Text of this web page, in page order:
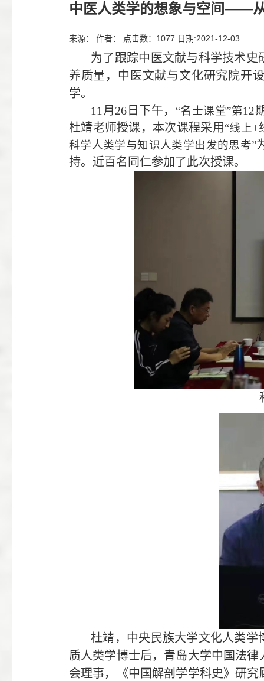
中医人类学的想象与空间——
来源： 作者： 点击数： 1077 日期:2021-12-03
为了跟踪中医文献与科学技术
养质量，中医文献与文化研究院开
学。
11 月 26 日下午， “名士课堂”第12
杜靖老师授课，本次课程采用“线上+
科学人类学与知识人类学出发的思考”
持。近百名同仁参加了此次授课。
杜靖，中央民族大学文化人类
质人类学博士后，青岛大学中国法
会理事，《中国解剖学学科史》研